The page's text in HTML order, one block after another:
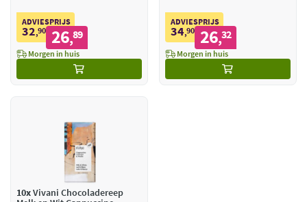
ADVIESPRIJS
32,90 26,89
Morgen in huis
ADVIESPRIJS
34,90 26,32
Morgen in huis
10xVivani Chocoladereep